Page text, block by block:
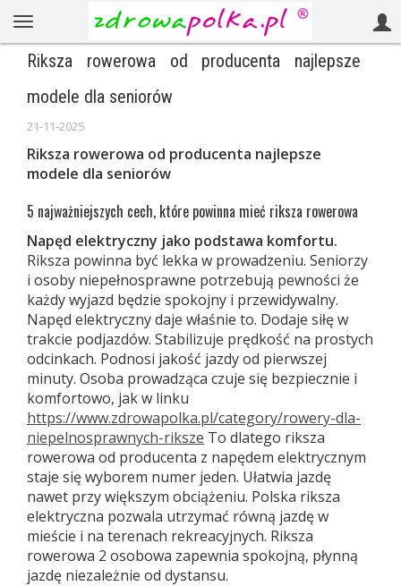
Riksza rowerowa od producenta najlepsze
modele dla seniorów
21-11-2025
Riksza rowerowa od producenta najlepsze
modele dla seniorów
5 najważniejszych cech, które powinna mieć riksza rowerowa
Napęd elektryczny jako podstawa komfortu.
Riksza powinna być lekka w prowadzeniu. Seniorzy
i osoby niepełnosprawne potrzebują pewności że
każdy wyjazd będzie spokojny i przewidywalny.
Napęd elektryczny daje właśnie to. Dodaje siłę w
trakcie podjazdów. Stabilizuje prędkość na prostych
odcinkach. Podnosi jakość jazdy od pierwszej
minuty. Osoba prowadząca czuje się bezpiecznie i
komfortowo, jak w linku
https://www.zdrowapolka.pl/category/rowery-dla-
niepelnosprawnych-riksze To dlatego riksza
rowerowa od producenta z napędem elektrycznym
staje się wyborem numer jeden. Ułatwia jazdę
nawet przy większym obciążeniu. Polska riksza
elektryczna pozwala utrzymać równą jazdę w
mieście i na terenach rekreacyjnych. Riksza
rowerowa 2 osobowa zapewnia spokojną, płynną
jazdę niezależnie od dystansu.